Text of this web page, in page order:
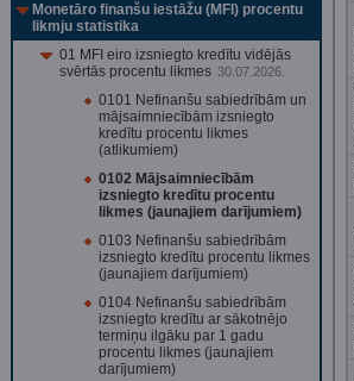
Monetāro finanšu iestāžu (MFI) procentu
likmju statistika
01 MFI eiro izsniegto kredītu vidējās
svērtās procentu likmes 30.07.2026.
0101 Nefinanšu sabiedrībām un
mājsaimniecībām izsniegto
kredītu procentu likmes
(atlikumiem)
0102 Mājsaimniecībām
izsniegto kredītu procentu
likmes (jaunajiem darījumiem)
0103 Nefinanšu sabiedrībām
izsniegto kredītu procentu likmes
(jaunajiem darījumiem)
0104 Nefinanšu sabiedrībām
izsniegto kredītu ar sākotnējo
termiņu ilgāku par 1 gadu
procentu likmes (jaunajiem
darījumiem)